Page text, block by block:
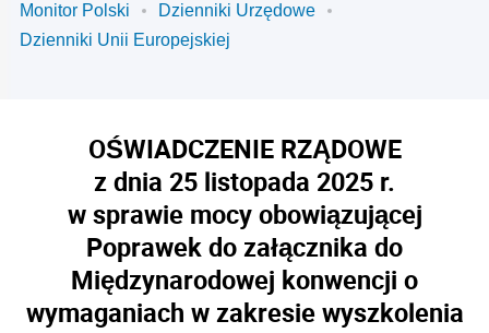
Monitor Polski
Dzienniki Urzędowe
Dzienniki Unii Europejskiej
OŚWIADCZENIE RZĄDOWE
z dnia 25 listopada 2025 r.
w sprawie mocy obowiązującej
Poprawek do załącznika do
Międzynarodowej konwencji o
wymaganiach w zakresie wyszkolenia